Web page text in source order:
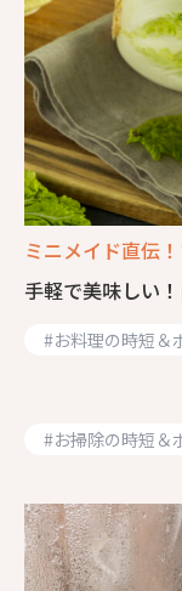
ミニメイド直伝
手軽で美味しい
#お料理の時短＆
#お掃除の時短＆